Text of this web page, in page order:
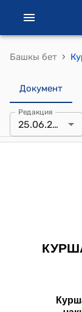
Башкы бет ›
Документ
Редакция
25.06.2025